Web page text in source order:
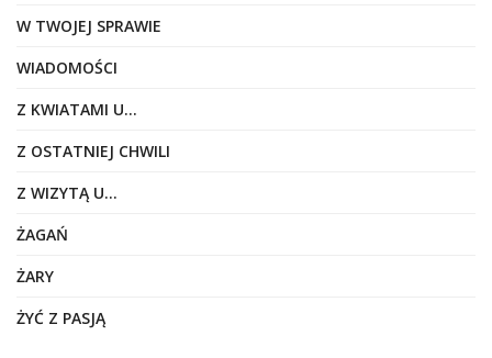
W TWOJEJ SPRAWIE
WIADOMOŚCI
Z KWIATAMI U…
Z OSTATNIEJ CHWILI
Z WIZYTĄ U…
ŻAGAŃ
ŻARY
ŻYĆ Z PASJĄ